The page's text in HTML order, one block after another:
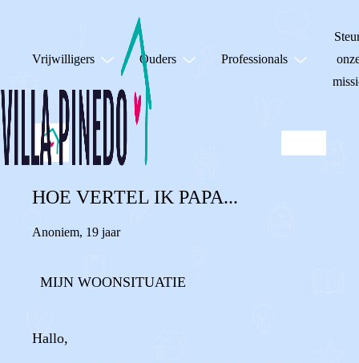
Vrijwilligers Ouders Professionals
HOE VERTEL IK PAPA...
Anoniem, 19 jaar
MIJN WOONSITUATIE
Hallo,